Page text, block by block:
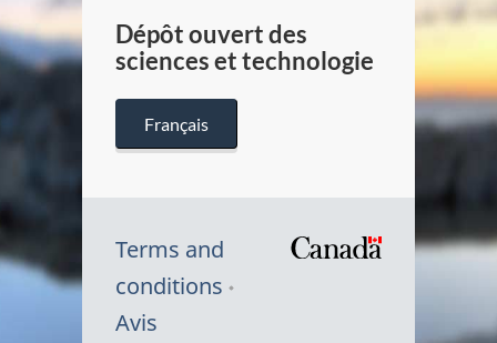
Dépôt ouvert des
sciences et technologie
Français
Terms and
conditions
Avis